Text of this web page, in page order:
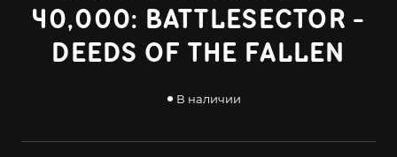
40,000: BATTLESECTOR -
DEEDS OF THE FALLEN
В наличии